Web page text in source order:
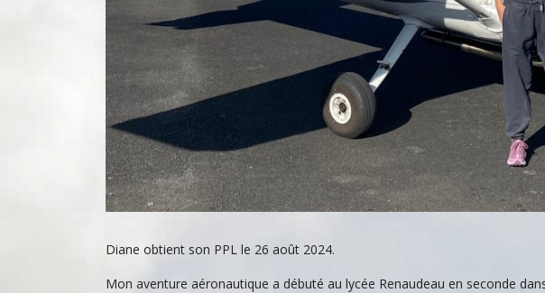
Diane obtient son PPL le 26 août 2024.
Mon aventure aéronautique a débuté au lycée Renaudeau en seconde